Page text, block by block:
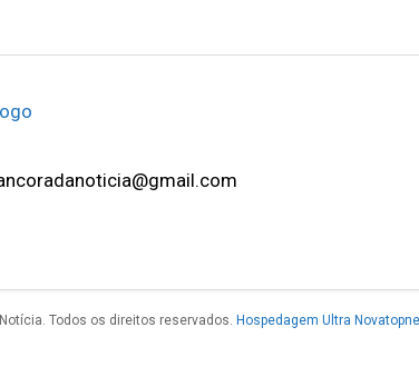
Todos os direitos reservados. Hospedagem Ultra